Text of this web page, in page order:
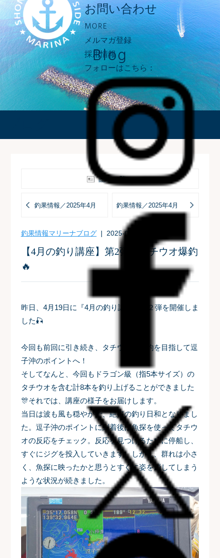
お問い合わせ
MORE
メルマガ登録
採用情報
フォローはこちら：
Blog
記事一覧へ
釣果情報／2025年4月 釣果情報／2025年4月
釣果情報マリーナブログ| 2025-04-20
【4月の釣り講座】第2弾もタチウオ爆釣
🔥
昨日、4月19日に『4月の釣り講座』第２弾を開催しま
した🎣
今回も前回に引き続き、タチウオの爆釣を目指して逗
子沖のポイントへ！
そしてなんと、今回もドラゴン級（指5本サイズ）の
タチウオを含む計8本を釣り上げることができました
🎊それでは、講座の様子をお届けします。
当日は波も風も穏やかで、絶好の釣り日和となりまし
た。逗子沖のポイントに到着後は魚探を使ってタチウ
オの反応をチェック。反応を見つけるたびに停船し、
すぐにジグを投入していきます。しかし、群れは小さ
く、魚探に映ったかと思うとすぐに姿を消してしまう
ような状況が続きました。